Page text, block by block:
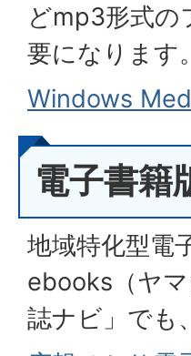
どmp3形式の
要になります。
Windows
電子書籍
地域特化型電
ebooks（ヤ
誌ナビ」でも